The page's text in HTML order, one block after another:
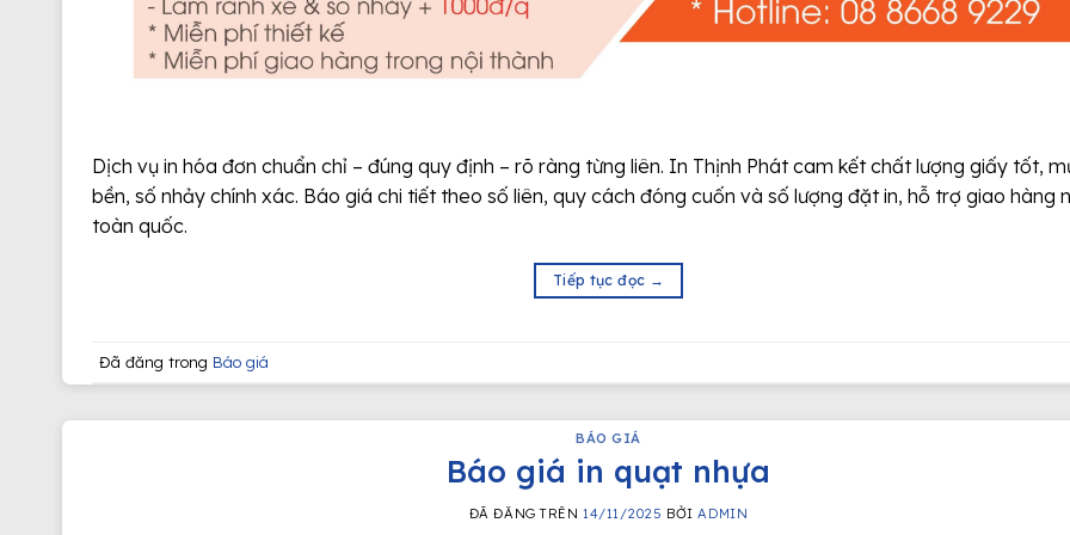
Dịch vụ in hóa đơn chuẩn chỉ – đúng quy định – rõ ràng từng liên. In Thịnh Phát cam kết chất lượng giấy tốt,
bền, số nhảy chính xác. Báo giá chi tiết theo số liên, quy cách đóng cuốn và số lượng đặt in, hỗ trợ giao hàng
toàn quốc.
Tiếp tục đọc →
Đã đăng trong Báo giá
BÁO GIÁ
Báo giá in quạt nhựa
ĐÃ ĐĂNG TRÊN14/11/2025 BỞIADMIN